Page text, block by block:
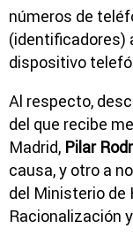
números de
(identificadores)
dispositivo
Al respecto,
del que recibe
Madrid, Pilar
causa, y otro a
del Ministerio de
Racionalización